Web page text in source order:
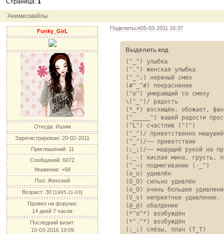
12.04.11
04.04.11
акция
04.04.11
акция акция "Downloads"
`Анимесмайлы
Страница:1
Поделиться05-03-2011 16:37
Funky_GirL
Откуда: Ишим
Зарегистрирован: 20-02-2011
Приглашений: 11
Сообщений: 6072
Уважение: +68
Пол: Женский
Возраст: 30 [1995-11-03]
Провел на форуме:
14 дней 7 часов
Последний визит:
10-03-2016 19:09
Выделить код
(^_^) улыбка
(^.^) женская улыбка
(^_^;) нервный смех
(#^_^#) покраснение
(^o^) умирающий со смеху
\(^_^)/ радость
(*_*) восхищён, обожает,
(^_____^) вашей радости
(^L^) счастлив (^(^)
(^_^)/ приветственно
(^_^)/~~ приветствие
(;_;)/~~ машущий рукой на
(-_-) кислая мина, грусть,
(^_~) подмигивание (-_^)
(о_о) удивлён
(O_O) сильно удивлён
(о_О) очень большое
(V_v) неприятное удивление.
(@_@) обалдение
(*^o^*) возбуждён
(*^.^*) возбуждён
(;_;) слёзы, плач (T_T)